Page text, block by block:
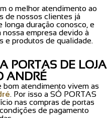
o melhor atendimento ao
de nossos clientes já
longa duração conosco, e
empresa devido à
e produtos de qualidade.
PORTAS DE LOJA
ANDRÉ
bom atendimento vivem as
. Por isso a SÓ PORTAS
nas compras de portas
de pagamento